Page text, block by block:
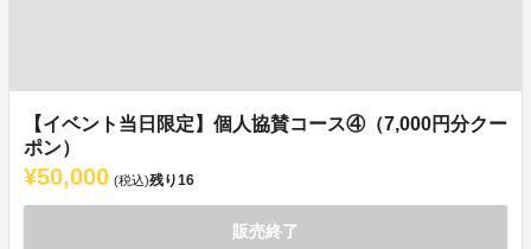
【イベント当日限定】個人協賛コース④（7,000円分クー
ポン）
¥50,000 (税込)残り16
販売終了